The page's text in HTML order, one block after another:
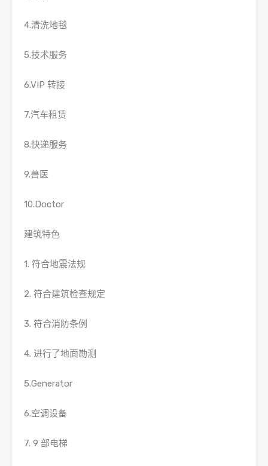
4.清洗地毯
5.技术服务
6.VIP 转接
7.汽车租赁
8.快递服务
9.兽医
10.Doctor
建筑特色
1. 符合地震法规
2. 符合建筑检查规定
3. 符合消防条例
4. 进行了地面勘测
5.Generator
6.空调设备
7. 9 部电梯